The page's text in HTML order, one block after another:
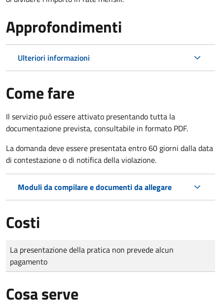
Approfondimenti
Ulteriori informazioni
Come fare
Il servizio può essere attivato presentando tutta la
documentazione prevista, consultabile in formato PDF.
La domanda deve essere presentata entro 60 giorni dalla data
di contestazione o di notifica della violazione.
Moduli da compilare e documenti da allegare
Costi
Tipo di pagamento
Importo
La presentazione della pratica non prevede alcun
pagamento
Cosa serve